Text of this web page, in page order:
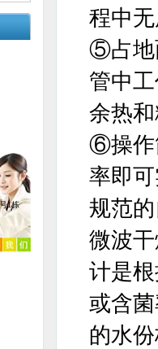
1栋
程中
⑤占地
管中
余热
⑥操作
率即
规范
微波
计是
或含
的水